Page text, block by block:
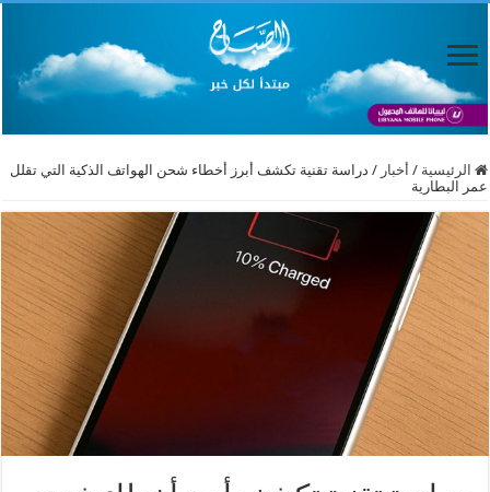
الرئيسية / أخبار / دراسة تقنية تكشف أبرز أخطاء شحن الهواتف الذكية التي تقلل
عمر البطارية